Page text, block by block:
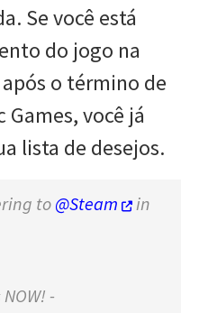
Se você está
do jogo na
o término de
você já
lista de desejos.
to @Steam
in
-